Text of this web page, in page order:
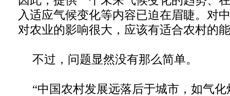
入适应气候变化等内容已迫在眉睫。对
对农业的影响很大，应该有适合农村的
不过，问题显然没有那么简单。
“中国农村发展远落后于城市，如气